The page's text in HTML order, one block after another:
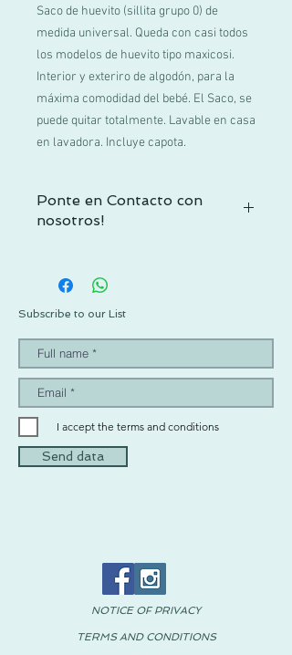
Saco de huevito (sillita grupo 0) de
medida universal. Queda con casi todos
los modelos de huevito tipo maxicosi.
Interior y exteriro de algodón, para la
máxima comodidad del bebé. El Saco, se
puede quitar totalmente. Lavable en casa
en lavadora. Incluye capota.
Ponte en Contacto con
nosotros!
duda, contactacnos por WhatsApp al +52
1 55 3719 1601 o por mail a
info@pachus.com.mx
Subscribe to our List
I accept the terms and conditions
Send data
NOTICE OF PRIVACY
TERMS AND CONDITIONS